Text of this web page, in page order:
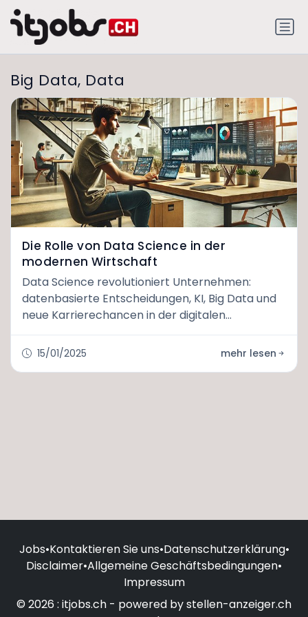
Big Data, Data
Die Rolle von Data Science in der
modernen Wirtschaft
Data Science revolutioniert Unternehmen:
datenbasierte Entscheidungen, KI, Big Data und
neue Karrierechancen in der digitalen
Wirtschaft.
15/01/2025 mehr lesen
Jobs•Kontaktieren Sie uns•Datenschutzerklärung•
Disclaimer•Allgemeine Geschäftsbedingungen•
Impressum
© 2026 : itjobs.ch - powered by stellen-anzeiger.ch